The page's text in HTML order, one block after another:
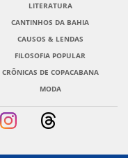
LITERATURA
CANTINHOS DA BAHIA
CAUSOS & LENDAS
FILOSOFIA POPULAR
CRÔNICAS DE COPACABANA
MODA